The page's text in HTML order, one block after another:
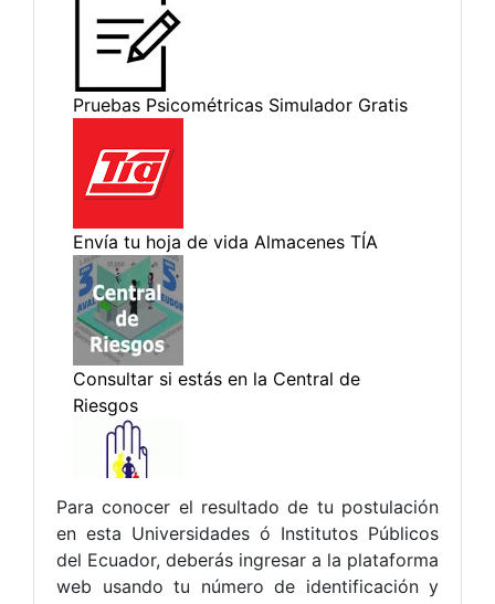
Para conocer el resultado de tu postulación
en esta Universidades ó Institutos Públicos
del Ecuador, deberás ingresar a la plataforma
web usando tu número de identificación y